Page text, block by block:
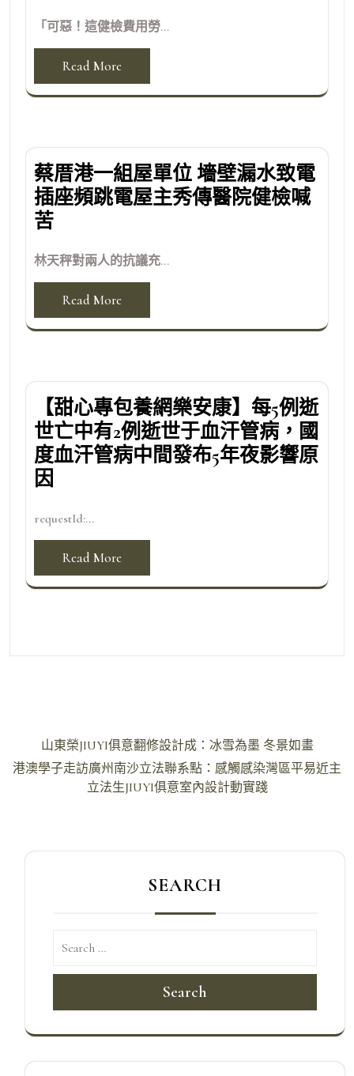
「可惡！這健檢費用勞...
Read More
蔡厝港一組屋單位 墻壁漏水致電
插座頻跳電屋主秀傳醫院健檢喊
苦
林天秤對兩人的抗議充...
Read More
【甜心專包養網樂安康】每5例逝
世亡中有2例逝世于血汗管病，國
度血汗管病中間發布5年夜影響原
因
requestId:...
Read More
章
山東榮JIUYI俱意翻修設計成：冰雪為墨 冬景如畫
港澳學子走訪廣州南沙立法聯系點：感觸感染灣區平易近主
立法生JIUYI俱意室內設計動實踐
SEARCH
Search